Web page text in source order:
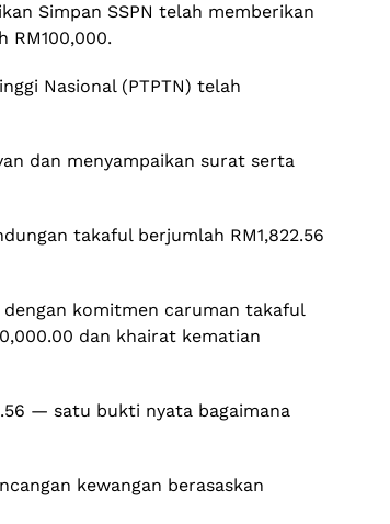
Simpan SSPN telah memberikan
RM100,000.
Nasional (PTPTN) telah
dan menyampaikan surat serta
takaful berjumlah RM1,822.56
dengan komitmen caruman takaful
dan khairat kematian
— satu bukti nyata bagaimana
kewangan berasaskan